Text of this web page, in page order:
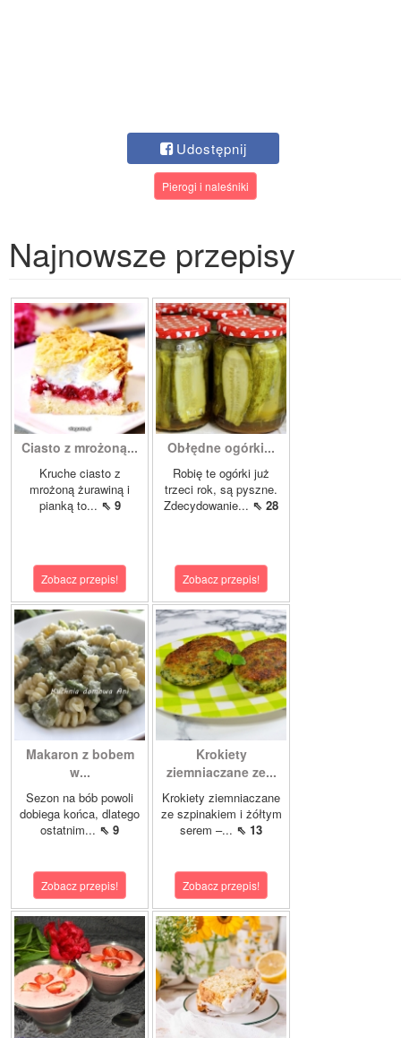
Udostępnij
Pierogi i naleśniki
Najnowsze przepisy
Ciasto z mrożoną...
Kruche ciasto z
mrożoną żurawiną i
pianką to... ⇖ 9
Zobacz przepis!
Obłędne ogórki...
Robię te ogórki już
trzeci rok, są pyszne.
Zdecydowanie... ⇖ 28
Zobacz przepis!
Makaron z bobem
w...
Sezon na bób powoli
dobiega końca, dlatego
ostatnim... ⇖ 9
Zobacz przepis!
Krokiety
ziemniaczane ze...
Krokiety ziemniaczane
ze szpinakiem i żółtym
serem –... ⇖ 13
Zobacz przepis!